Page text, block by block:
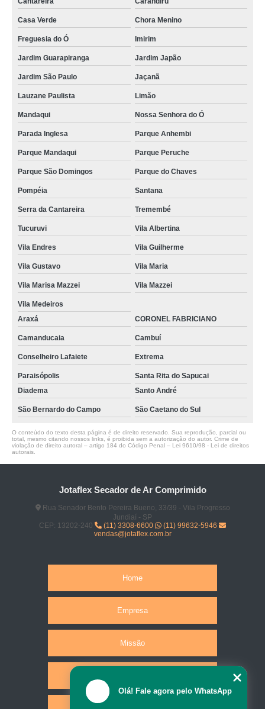
Casa Verde Chora Menino
Freguesia do Ó Imirim
Jardim Guarapiranga Jardim Japão
Jardim São Paulo Jaçanã
Lauzane Paulista Limão
Mandaqui Nossa Senhora do Ó
Parada Inglesa Parque Anhembi
Parque Mandaqui Parque Peruche
Parque São Domingos Parque do Chaves
Pompéia Santana
Serra da Cantareira Tremembé
Tucuruvi Vila Albertina
Vila Endres Vila Guilherme
Vila Gustavo Vila Maria
Vila Marisa Mazzei Vila Mazzei
Vila Medeiros
Araxá
CORONEL FABRICIANO
Camanducaia Cambuí
Conselheiro Lafaiete Extrema
Paraisópolis
Santa Rita do Sapucai
Diadema
Santo André
São Bernardo do Campo São Caetano do Sul
O conteúdo do texto desta página é de direito reservado. Sua reprodução, parcial ou
total, mesmo citando nossos links, é proibida sem a autorização do autor. Crime de
violação de direito autoral – artigo 184 do Código Penal – Lei 9610/98 - Lei de direitos
autorais
Jotaflex Secador de Ar Comprimido
Rua Senador Bento Pereira Bueno, 33/39 - Vila Progresso
Jundiaí - SP
CEP: 13202-240
(11) 3308-6600
(11) 99632-5946
vendas@jotaflex.com.br
Home
Empresa
Missão
Olá! Fale agora pelo WhatsApp